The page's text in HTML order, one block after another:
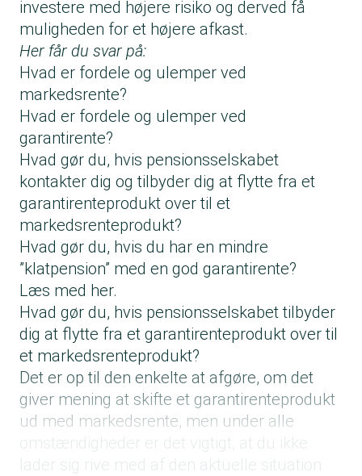
investere med højere risiko og derved få
muligheden for et højere afkast.
Her får du svar på:
Hvad er fordele og ulemper ved
markedsrente?
Hvad er fordele og ulemper ved
garantirente?
Hvad gør du, hvis pensionsselskabet
kontakter dig og tilbyder dig at flytte fra et
garantirenteprodukt over til et
markedsrenteprodukt?
Hvad gør du, hvis du har en mindre
”klatpension” med en god garantirente?
Læs med her.
Hvad gør du, hvis pensionsselskabet tilbyder
dig at flytte fra et garantirenteprodukt over til
et markedsrenteprodukt?
Det er op til den enkelte at afgøre, om det
giver mening at skifte et garantirenteprodukt
ud med markedsrente, men under alle
lader sig rive med af den aktuelle situation